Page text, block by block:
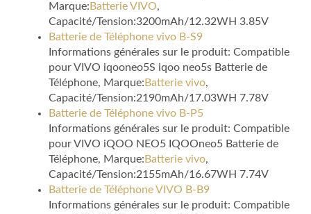
Marque: Batterie VIVO,
Capacité/Tension:3200mAh/12.32WH 3.85V
Batterie de Téléphone vivo B-S9
Informations générales sur le produit: Compatible
pour VIVO iqooneo5S iqoo neo5s Batterie de
Téléphone, Marque: Batterie vivo,
Capacité/Tension:2190mAh/17.03WH 7.78V
Batterie de Téléphone vivo B-P5
Informations générales sur le produit: Compatible
pour VIVO iQOO NEO5 IQOOneo5 Batterie de
Téléphone, Marque: Batterie vivo,
Capacité/Tension:2155mAh/16.67WH 7.74V
Batterie de Téléphone VIVO B-B9
Informations générales sur le produit: Compatible